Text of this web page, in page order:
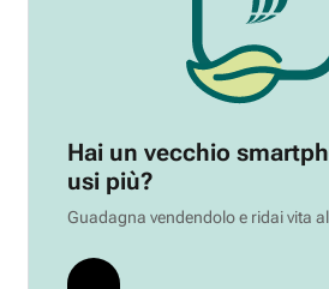
Hai un vecchio
usi più?
Guadagna vendendolo e ridai vita